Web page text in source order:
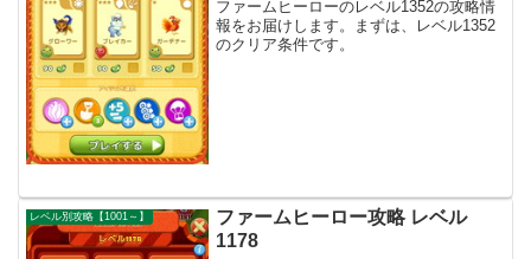
ファームヒーローのレベル1352の攻略情
報をお届けします。まずは、レベル1352
のクリア条件です。
レベル別攻略【1001～】
ファームヒーロー攻略 レベル
1178